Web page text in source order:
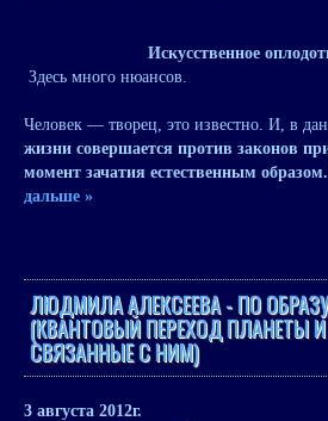
Искусственное
Здесь много нюансов.
Человек — творец, это известно. И, в
жизни совершается против законов
момент зачатия естественным
дальше »
ЛЮДМИЛА АЛЕКСЕЕВА - ПО
(КВАНТОВЫЙ ПЕРЕХОД ПЛАНЕТЫ
СВЯЗАННЫЕ С НИМ)
3 августа 2012г.